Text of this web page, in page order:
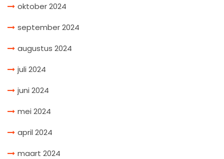
oktober 2024
september 2024
augustus 2024
juli 2024
juni 2024
mei 2024
april 2024
maart 2024